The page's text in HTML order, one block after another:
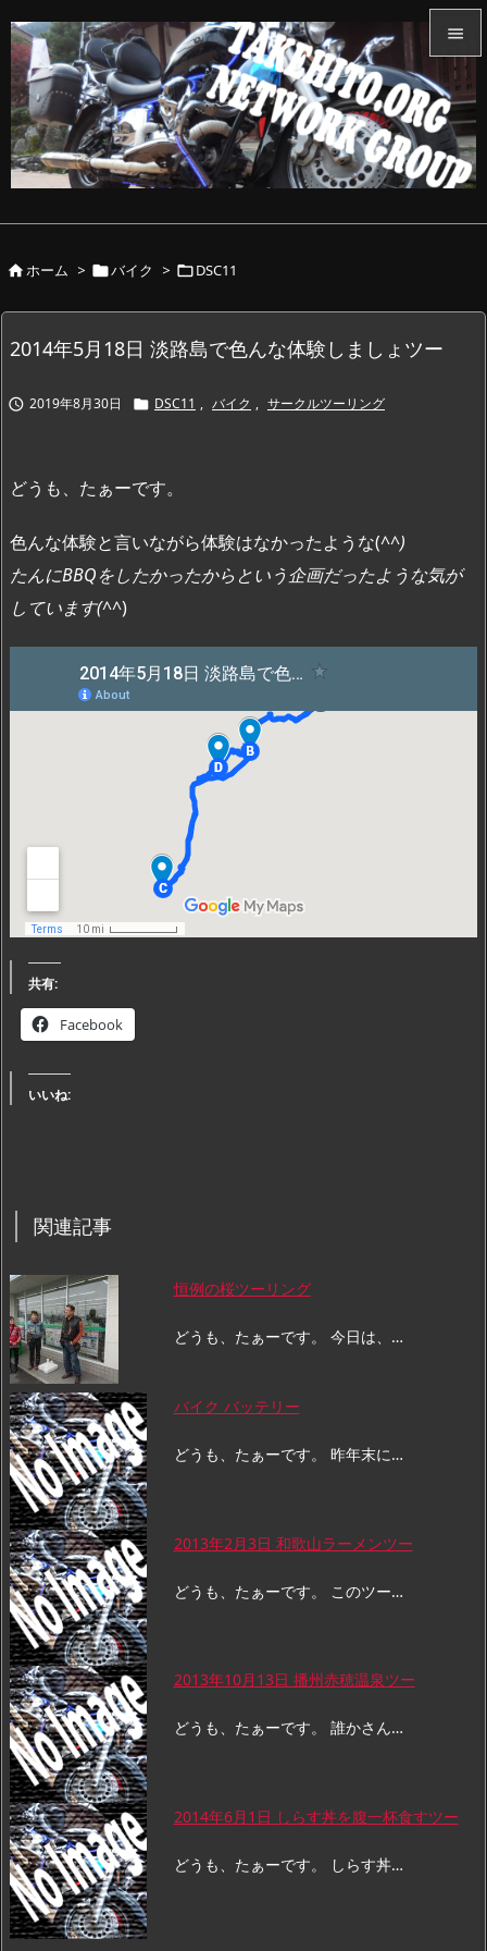


メニュ

サイド


ホーム > バイク > DSC11
2014年5月18日 淡路島で色んな体験しましょツー
 2019年8月30日  DSC11 , バイク , サークルツーリング
どうも、たぁーです。
色んな体験と言いながら体験はなかったような(^^)
たんにBBQをしたかったからという企画だったような気が
しています(^^)
共有:
Facebook
いいね:
関連記事
恒例の桜ツーリング
どうも、たぁーです。 今日は、…
バイク バッテリー
どうも、たぁーです。 昨年末に…
2013年2月3日 和歌山ラーメンツー
どうも、たぁーです。 このツー…
2013年10月13日 播州赤穂温泉ツー
どうも、たぁーです。 誰かさん…
2014年6月1日 しらす丼を腹一杯食すツー
どうも、たぁーです。 しらす丼…